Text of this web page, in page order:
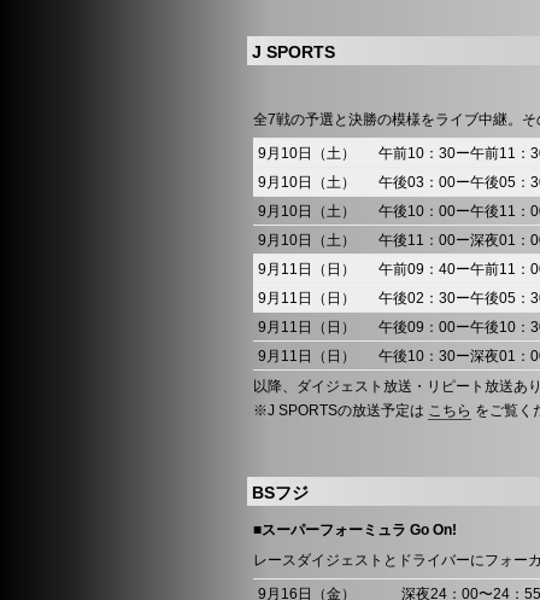
J SPORTS
全7戦の予選と決勝の模様をライブ中継。
9月10日（土）
午前10：30ー午前11：
9月10日（土）
午後03：00ー午後05：
9月10日（土）
午後10：00ー午後11：
9月10日（土）
午後11：00ー深夜01：
9月11日（日）
午前09：40ー午前11：
9月11日（日）
午後02：30ー午後05：
9月11日（日）
午後09：00ー午後10：
9月11日（日）
午後10：30ー深夜01：
以降、ダイジェスト放送・リピート放送あ
※J SPORTSの放送予定は こちら をご覧く
BSフジ
■スーパーフォーミュラ Go On!
レースダイジェストとドライバーにフォー
9月16日（金）
深夜24：00〜24：55